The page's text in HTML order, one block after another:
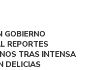
GOBIERNO
REPORTES
TRAS INTENSA
DELICIAS